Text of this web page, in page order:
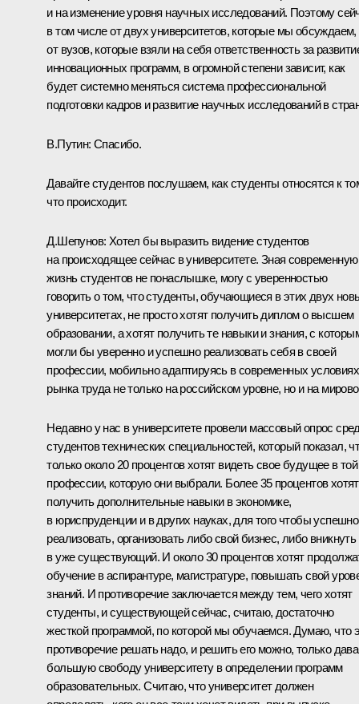
и на изменение уровня научных исследований. Поэтому
в том числе от двух университетов, которые мы обсуждаем,
от вузов, которые взяли на себя ответственность за
инновационных программ, в огромной степени зависит, как
будет системно меняться система профессиональной
подготовки кадров и развитие научных исследований в
В.Путин: Спасибо.
Давайте студентов послушаем, как студенты относятся к
что происходит.
Д.Шепунов: Хотел бы выразить видение студентов
на происходящее сейчас в университете. Зная современную
жизнь студентов не понаслышке, могу с уверенностью
говорить о том, что студенты, обучающиеся в этих двух
университетах, не просто хотят получить диплом о высшем
образовании, а хотят получить те навыки и знания, с
могли бы уверенно и успешно реализовать себя в своей
профессии, мобильно адаптируясь в современных условиях
рынка труда не только на российском уровне, но и на
Недавно у нас в университете провели массовый опрос
студентов технических специальностей, который показал,
только около 20 процентов хотят видеть свое будущее в той
профессии, которую они выбрали. Более 35 процентов хотят
получить дополнительные навыки в экономике,
в юриспруденции и в других науках, для того чтобы успешно
реализовать, организовать либо свой бизнес, либо вникнуть
в уже существующий. И около 30 процентов хотят
обучение в аспирантуре, магистратуре, повышать свой
знаний. И противоречие заключается между тем, чего хотят
студенты, и существующей сейчас, считаю, достаточно
жесткой программой, по которой мы обучаемся. Думаю, что
противоречие решать надо, и решить его можно, только
большую свободу университету в определении программ
образовательных. Считаю, что университет должен